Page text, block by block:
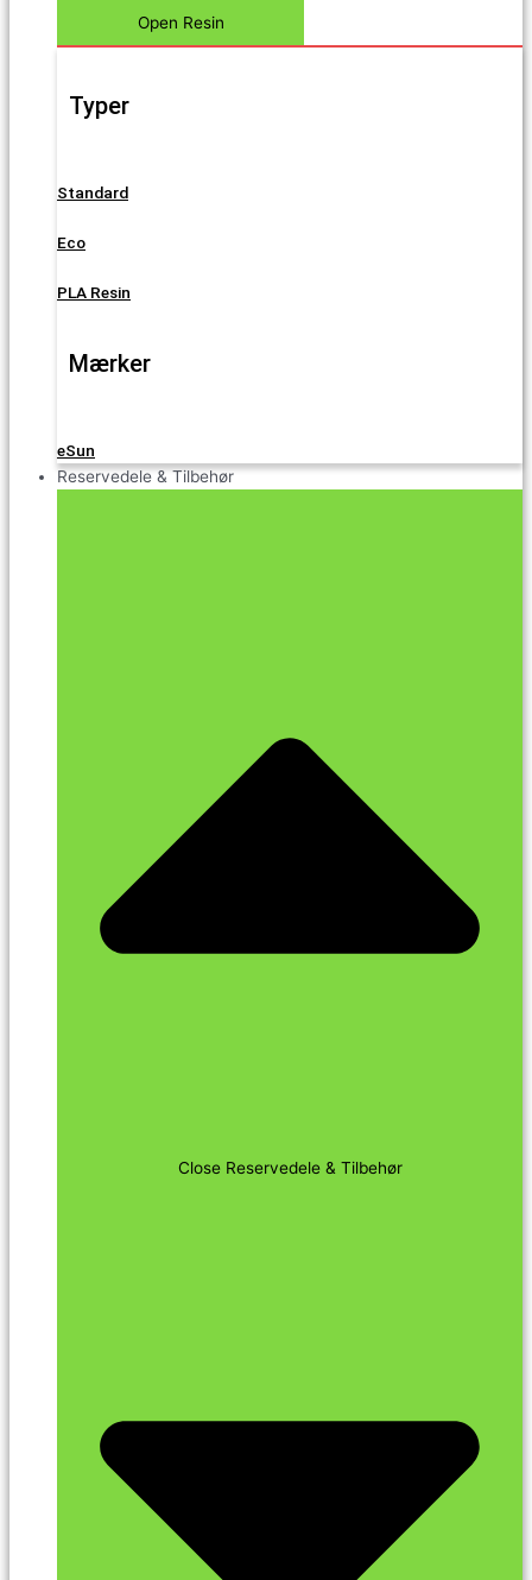
Open Resin
Typer
Standard
Eco
PLA Resin
Mærker
eSun
Reservedele & Tilbehør
Close Reservedele & Tilbehør